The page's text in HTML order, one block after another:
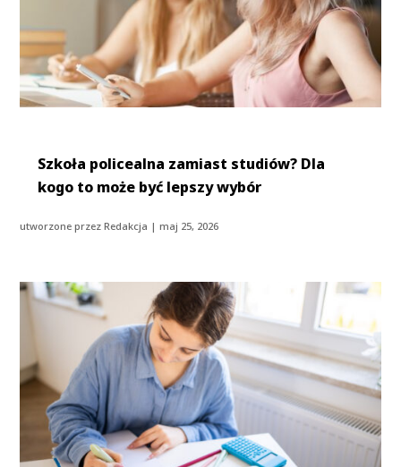
Szkoła policealna zamiast studiów? Dla
kogo to może być lepszy wybór
utworzone przezRedakcja |maj 25, 2026